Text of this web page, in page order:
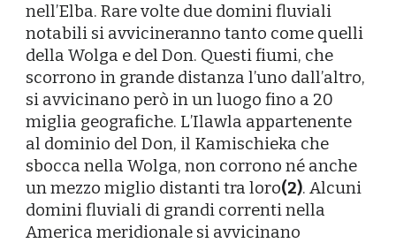
nell’Elba. Rare volte due domini fluviali
notabili si avvicineranno tanto come quelli
della Wolga e del Don. Questi fiumi, che
scorrono in grande distanza l’uno dall’altro,
si avvicinano però in un luogo fino a 20
miglia geografiche. L’Ilawla appartenente
al dominio del Don, il Kamischieka che
sbocca nella Wolga, non corrono né anche
un mezzo miglio distanti tra loro(2). Alcuni
domini fluviali di grandi correnti nella
America meridionale si avvicinano